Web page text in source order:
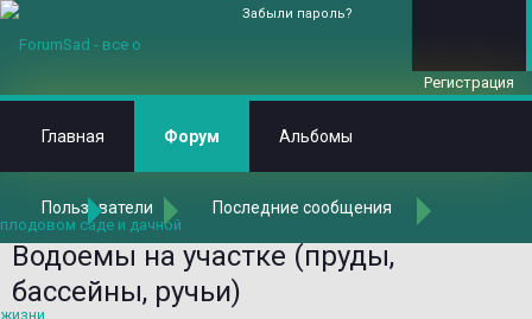
Главная Форум О том, что принято называть "Ландшафтным
Водоемы на участке (пруды,
бассейны, ручьи)
Забыли пароль?
Регистрация
Главная Форум Альбомы
Пользователи Последние сообщения